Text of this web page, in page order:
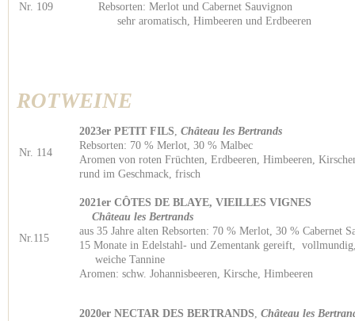
Nr. 109
Rebsorten: Merlot und Cabernet
sehr aromatisch, Himbeeren und Erdbeeren
ROTWEINE
Nr. 114
2023er PETIT FILS, Château les Bertrands
Rebsorten: 70 % Merlot, 30 % Malbec
Aromen von roten Früchten, Erdbeeren, Himbeeren,
rund im Geschmack, frisch
Nr.115
2021er CÔTES DE BLAYE, VIEILLES
Château les Bertrands
aus 35 Jahre alten Rebsorten: 70 % Merlot, 30 % Cabernet
15 Monate in Edelstahl- und Zementank gereift,
weiche Tannine
Aromen: schw. Johannisbeeren, Kirsche, Himbeeren
2020er NECTAR DES BERTRANDS, Château les